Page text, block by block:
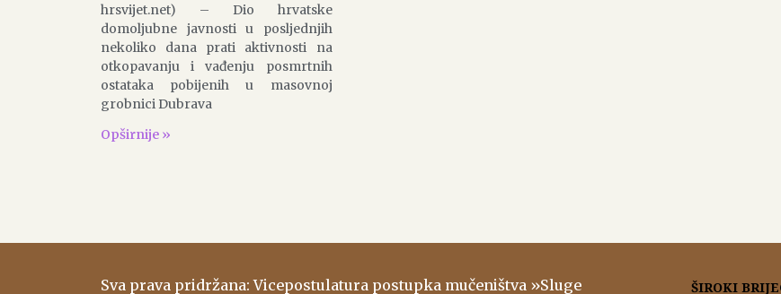
hrsvijet.net) – Dio hrvatske
domoljubne javnosti u posljednjih
nekoliko dana prati aktivnosti na
otkopavanju i vađenju posmrtnih
ostataka pobijenih u masovnoj
grobnici Dubrava
Opširnije »
Sva prava pridržana: Vicepostulatura postupka mučeništva »Sluge